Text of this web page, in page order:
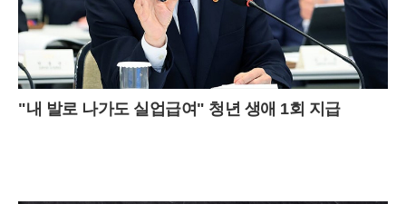
"내 발로 나가도 실업급여" 청년 생애 1회 지급